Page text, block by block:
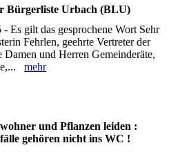
Bürgerliste Urbach (BLU)
Es gilt das gesprochene Wort Sehr
Fehrlen, geehrte Vertreter der
Damen und Herren Gemeinderäte,
mehr
und Pflanzen leiden :
gehören nicht ins WC !